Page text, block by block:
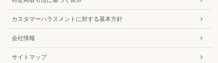
カスタマーハラスメントに対する基本方針
会社情報
サイトマップ